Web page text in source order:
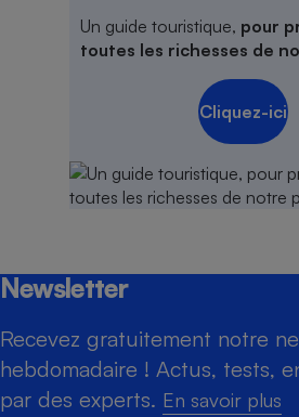
Un guide touristique, pour
toutes les richesses de
Cliquez-ici
Newsletter
Recevez gratuitement notre
hebdomadaire ! Actus, tests,
par des experts. En savoir plus